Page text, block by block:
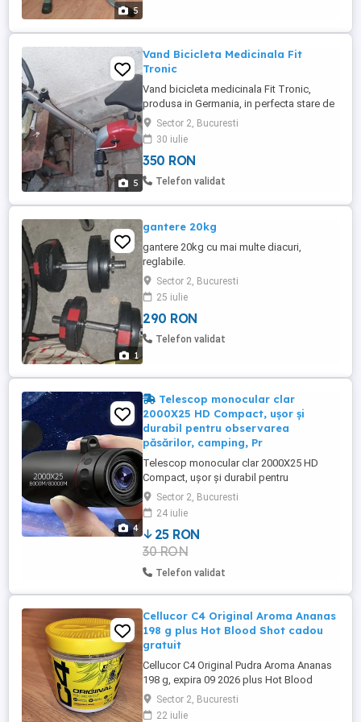
5
5
Vand Bicicleta Medicinala Fit
Tronic
Vand bicicleta medicinala Fit Tronic,
produsa in Germania, in perfecta stare de
functionare. Bicicleta medicinala este
noua. Pret 350 RON, negociabil.
Sector 2, Bucuresti
30 iulie
350 RON
Telefon validat
1
gantere 20kg
gantere 20kg cu mai multe diacuri,
reglabile.
Sector 2, Bucuresti
25 iulie
290 RON
Telefon validat
4
Telescop monocular clar
2000X25 HD Compact, ușor și
durabil pentru observarea
păsărilor, camping, Pr
Telescop monocular clar 2000X25 HD
Compact, ușor și durabil pentru
observarea păsărilor, camping, Livrare
gratis in Bucuresti la Bucur Obor sau prin
curier. Telefon . Peste 5 produse din
anunturi 10% reducere.
Sector 2, Bucuresti
24 iulie
25 RON
30 RON
Telefon validat
Cellucor C4 Original Aroma Ananas
198 g plus Hot Blood Shot cadou
gratuit
Cellucor C4 Original Pudra Aroma Ananas
198 g, expira 09 2026 plus Hot Blood
Shot, expira 09 2026, cadou gratuit.
Predare personala.
Sector 2, Bucuresti
22 iulie